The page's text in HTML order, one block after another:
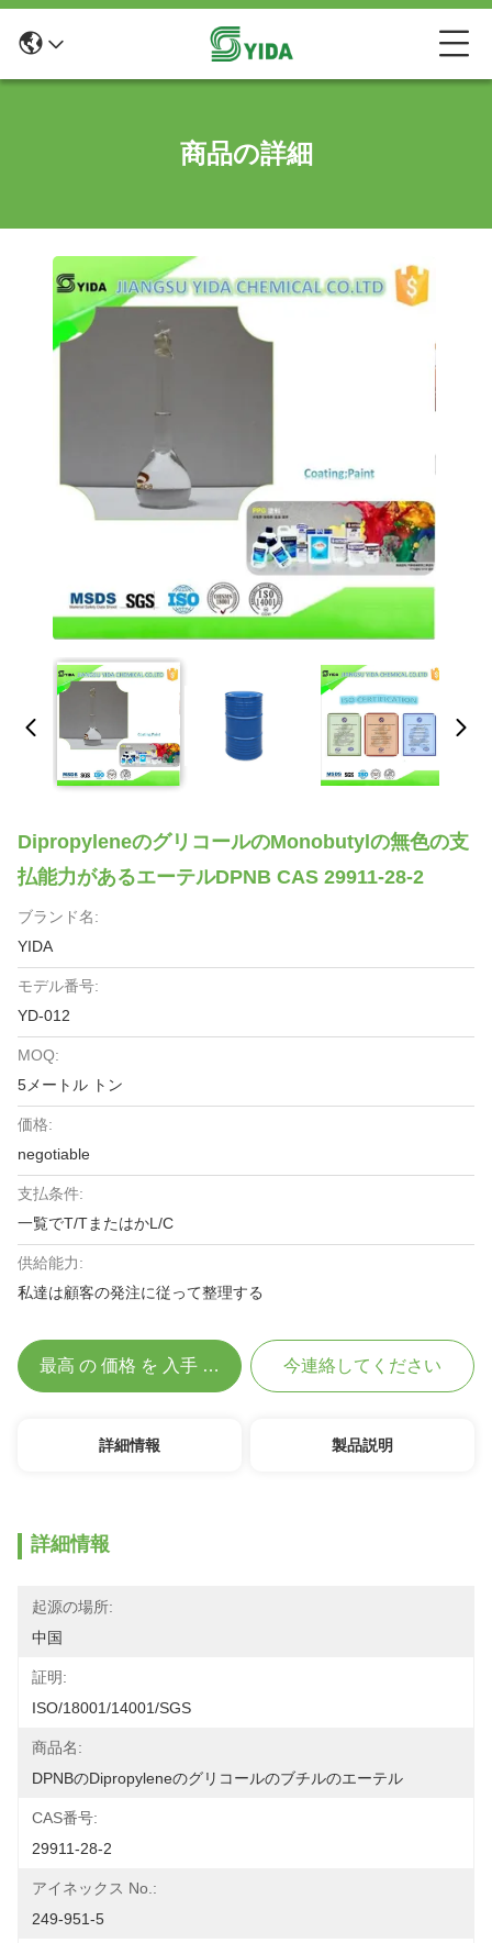
商品の詳細
DipropyleneのグリコールのMonobutylの無色の支
払能力があるエーテルDPNB CAS 29911-28-2
ブランド名:
YIDA
モデル番号:
YD-012
MOQ:
5メートル トン
価格:
negotiable
支払条件:
一覧でT/TまたはかL/C
供給能力:
私達は顧客の発注に従って整理する
最高 の 価格 を 入手 する 今連絡してください
詳細情報 製品説明
詳細情報
起源の場所:
中国
証明:
ISO/18001/14001/SGS
商品名:
DPNBのdipropyleneのグリコールのブチルのエーテル
CAS番号:
29911-28-2
アイネックス No.:
249-951-5